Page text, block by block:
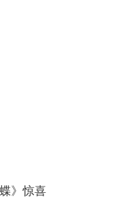
》惊喜